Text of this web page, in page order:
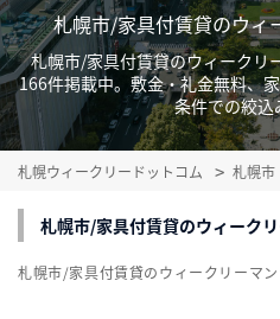
札幌市/家具付賃貸のウィ
札幌市/家具付賃貸のウィークリ
166件掲載中。敷金・礼金無料、
条件での絞込
札幌ウィークリードットコム 札幌市
札幌市/家具付賃貸のウィーク